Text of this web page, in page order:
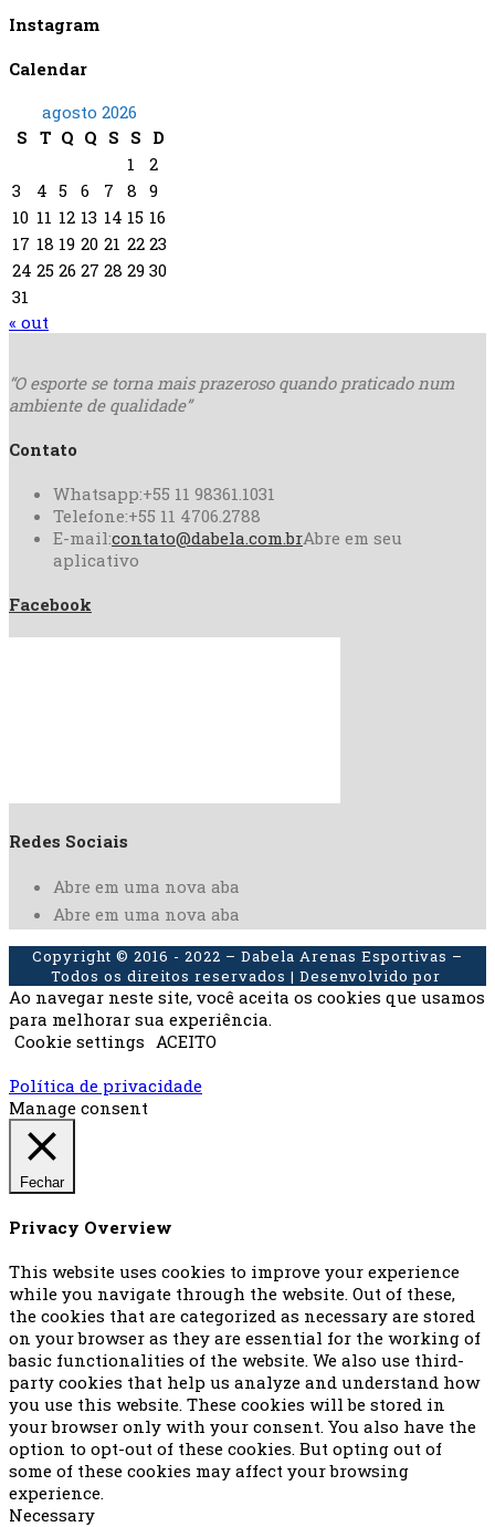
Instagram
Calendar
agosto 2026
S T Q Q S S D
1
2
3
4 5 6 7 8 9
10 11 12 13 14 15 16
17 18 19 20 21 22 23
24 25 26 27 28 29 30
31
« out
“O esporte se torna mais prazeroso quando praticadonum
ambiente de qualidade”
Contato
Whatsapp:+55 11 98361.1031
Telefone:+55 11 4706.2788
E-mail:contato@dabela.com.brAbre em seu
aplicativo
Facebook
Redes Sociais
Abre em uma nova aba
Abre em uma nova aba
Copyright © 2016 - 2022 – Dabela Arenas Esportivas –
Todos os direitos reservados | Desenvolvido por
Ao navegar neste site, você aceita os cookies que usamos
para melhorar sua experiência.
Cookie settings ACEITO
Política de privacidade
Manage consent
Fechar
Privacy Overview
This website uses cookies to improve your experience
while you navigate through the website. Out of these,
the cookies that are categorized as necessary are stored
on your browser as they are essential for the working of
basic functionalities of the website. We also use third-
party cookies that help us analyze and understand how
you use this website. These cookies will be stored in
your browser only with your consent. You also have the
option to opt-out of these cookies. But opting out of
some of these cookies may affect your browsing
experience.
Necessary